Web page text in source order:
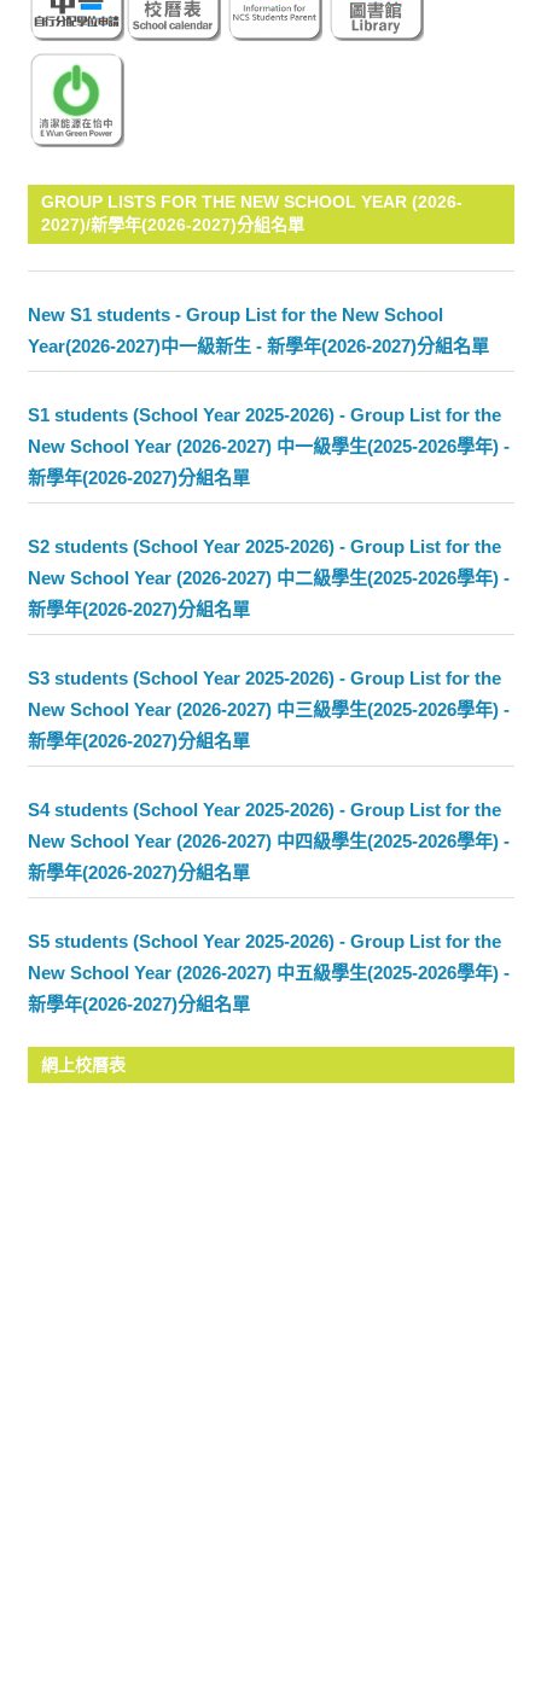
GROUP LISTS FOR THE NEW SCHOOL YEAR (2026-
2027)/新學年(2026-2027)分組名單
New S1 students - Group List for the New School
Year(2026-2027)中一級新生 - 新學年(2026-2027)分組名單
S1 students (School Year 2025-2026) - Group List for the
New School Year (2026-2027) 中一級學生(2025-2026學年) -
新學年(2026-2027)分組名單
S2 students (School Year 2025-2026) - Group List for the
New School Year (2026-2027) 中二級學生(2025-2026學年) -
新學年(2026-2027)分組名單
S3 students (School Year 2025-2026) - Group List for the
New School Year (2026-2027) 中三級學生(2025-2026學年) -
新學年(2026-2027)分組名單
S4 students (School Year 2025-2026) - Group List for the
New School Year (2026-2027) 中四級學生(2025-2026學年) -
新學年(2026-2027)分組名單
S5 students (School Year 2025-2026) - Group List for the
New School Year (2026-2027) 中五級學生(2025-2026學年) -
新學年(2026-2027)分組名單
網上校曆表